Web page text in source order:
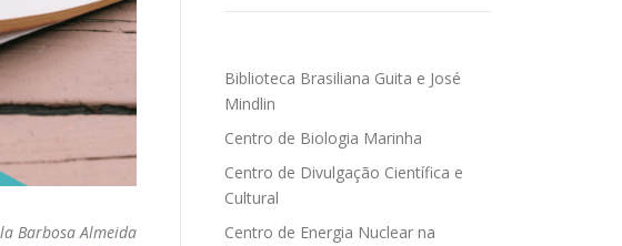
Barbosa Almeida
Biblioteca Brasiliana Guita e José
Mindlin
Centro de Biologia Marinha
Centro de Divulgação Científica e
Cultural
Centro de Energia Nuclear na